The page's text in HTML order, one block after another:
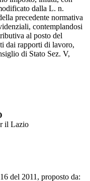
dalla L. n.
precedente normativa
contemplandosi
al posto del
dai rapporti di lavoro,
di Stato Sez. V,
il Lazio
del 2011, proposto da: